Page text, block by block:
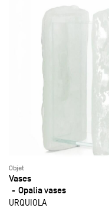
Objet
Vases
Opalia vases
URQUIOLA